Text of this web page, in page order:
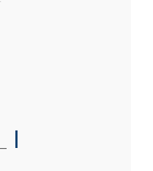
|